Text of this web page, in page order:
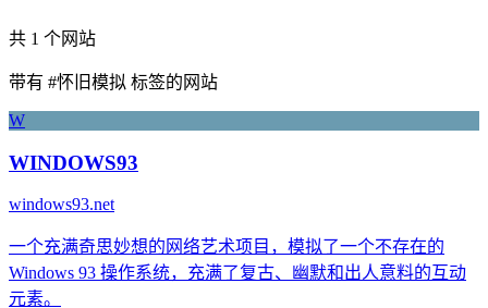
共 1 个网站
带有 #怀旧模拟 标签的网站
W
WINDOWS93
windows93.net
一个充满奇思妙想的网络艺术项目，模拟了一个不存在的
Windows 93 操作系统，充满了复古、幽默和出人意料的互动
元素。